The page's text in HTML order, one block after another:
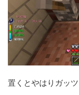
置くとやはりガッ